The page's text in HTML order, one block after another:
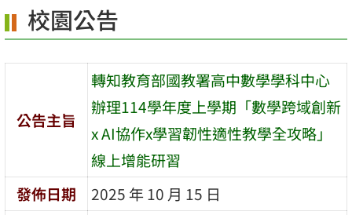
校園公告
公告主旨
轉知教育部國教署高中數學學科中心
辦理114學年度上學期「數學跨域創新
x AI協作x學習韌性適性教學全攻略」
線上增能研習
發佈日期
2025 年 10 月 15 日